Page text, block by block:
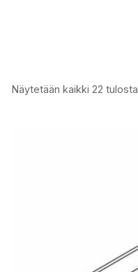
Näytetään kaikki 22 tulosta